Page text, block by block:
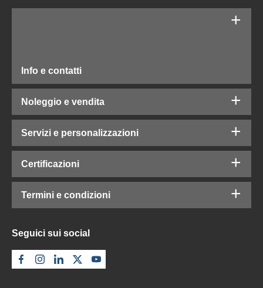
Info e contatti
Noleggio e vendita
Servizi e personalizzazioni
Certificazioni
Termini e condizioni
Seguici sui social